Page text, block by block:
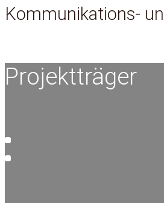
Kommunikations-
Projektträger